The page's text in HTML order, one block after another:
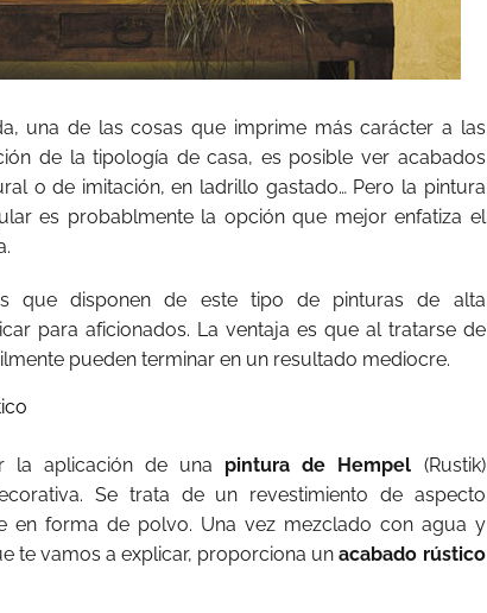
una de las cosas que imprime más carácter a las
de la tipología de casa, es posible ver acabados
o de imitación, en ladrillo gastado… Pero la pintura
es probablmente la opción que mejor enfatiza el
que disponen de este tipo de pinturas de alta
para aficionados. La ventaja es que al tratarse de
pueden terminar en un resultado mediocre.
la aplicación de una pintura de Hempel (Rustik)
Se trata de un revestimiento de aspecto
en forma de polvo. Una vez mezclado con agua y
te vamos a explicar, proporciona unacabado rústico